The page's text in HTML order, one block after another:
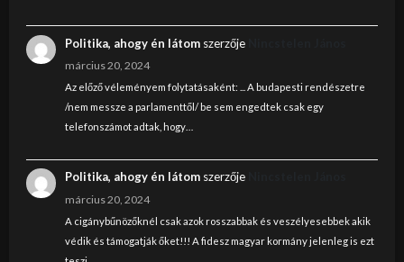
Politika, ahogy én látomszerzője
március 20, 2024
Az előző véleményem folytatásaként: ... A budapesti rendészetre
/nem messze a parlamenttől/ be sem engedtek csak egy
telefonszámot adtak, hogy…
Politika, ahogy én látomszerzője
március 20, 2024
A cigánybűnözőknél csak azok rosszabbak és veszélyesebbek akik
védik és támogatják őket!!! A fidesz magyar kormány jelenleg is ezt